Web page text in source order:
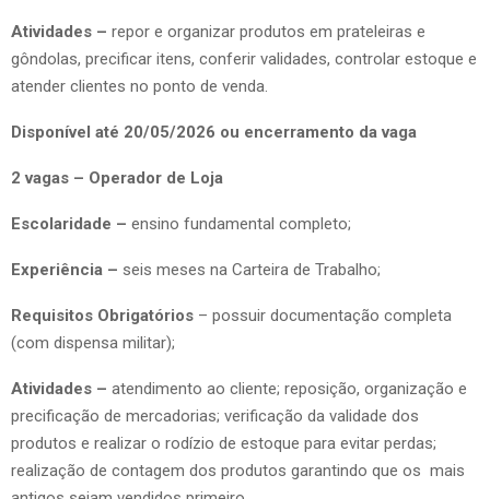
Atividades – repor e organizar produtos em prateleiras e
gôndolas, precificar itens, conferir validades, controlar estoque e
atender clientes no ponto de venda.
Disponível até 20/05/2026 ou encerramento da vaga
2 vagas – Operador de Loja
Escolaridade – ensino fundamental completo;
Experiência – seis meses na Carteira de Trabalho;
Requisitos Obrigatórios – possuir documentação completa
(com dispensa militar);
Atividades – atendimento ao cliente; reposição, organização e
precificação de mercadorias; verificação da validade dos
produtos e realizar o rodízio de estoque para evitar perdas;
realização de contagem dos produtos garantindo que os mais